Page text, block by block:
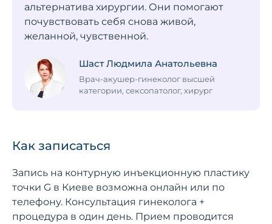
альтернатива хирургии. Они помогают
почувствовать себя снова живой,
желанной, чувственной.
Шаст Людмила Анатольевна
Врач-акушер-гинеколог высшей
категории, сексопатолог, хирург
Как записаться
Запись на контурную инъекционную пластику
точки G в Киеве возможна онлайн или по
телефону. Консультация гинеколога +
процедура в один день. Прием проводится